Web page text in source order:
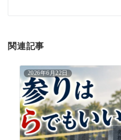
シ
ン
関連記事
2026年6月22日